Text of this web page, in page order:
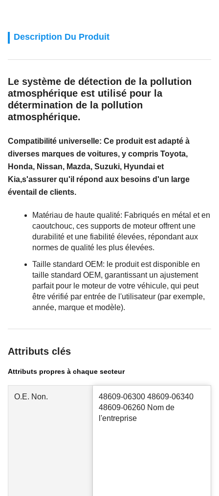
Description Du Produit
Le système de détection de la pollution
atmosphérique est utilisé pour la
détermination de la pollution
atmosphérique.
Compatibilité universelle: Ce produit est adapté à
diverses marques de voitures, y compris Toyota,
Honda, Nissan, Mazda, Suzuki, Hyundai et
Kia,s'assurer qu'il répond aux besoins d'un large
éventail de clients.
Matériau de haute qualité: Fabriqués en métal et en
caoutchouc, ces supports de moteur offrent une
durabilité et une fiabilité élevées, répondant aux
normes de qualité les plus élevées.
Taille standard OEM: le produit est disponible en
taille standard OEM, garantissant un ajustement
parfait pour le moteur de votre véhicule, qui peut
être vérifié par entrée de l'utilisateur (par exemple,
année, marque et modèle).
Attributs clés
Attributs propres à chaque secteur
O.E. Non.
48609-06300 48609-06340
48609-06260 Nom de
l'entreprise